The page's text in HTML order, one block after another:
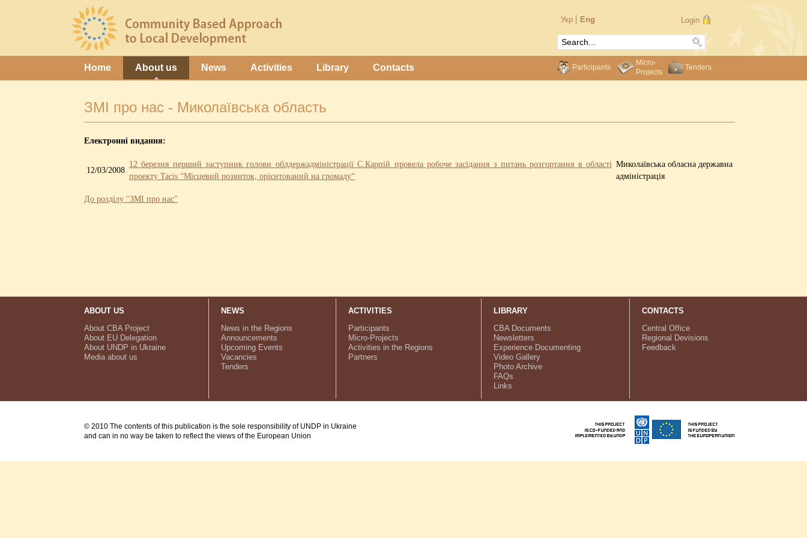
Укр Eng Login
Home About us News Activities Library Contacts Participants
Micro-
Projects
Tenders
ЗМІ про нас - Миколаївська область
Електронні видання:
12/03/2008
12 березня перший заступник голови облдержадміністрації С.Карпій провела робоче засідання з питань розгортання в області
проекту Tacis “Місцевий розвиток, орієнтований на громаду“
Миколаївська обласна державна
адміністрація
До розділу "ЗМІ про нас"
ABOUT US
About CBA Project
About EU Delegation
About UNDP in Ukraine
Media about us
NEWS
News in the Regions
Announcements
Upcoming Events
Vacancies
Tenders
ACTIVITIES
Participants
Micro-Projects
Activities in the Regions
Partners
LIBRARY
CBA Documents
Newsletters
Experience Documenting
Video Gallery
Photo Archive
FAQs
Links
CONTACTS
Central Office
Regional Devisions
Feedback
© 2010 The contents of this publication is the sole responsibility of UNDP in Ukraine
and can in no way be taken to reflect the views of the European Union